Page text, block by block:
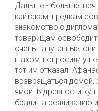
Дальше - больше: вся
кайтакам, предкам
знакомство с
товарищам
очень напуганные,
шахом, попросили у
тот им отказал.
возвращаться домой,
ямой. В древности
брали на реализацию